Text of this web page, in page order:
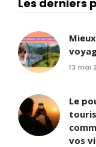
Les derniers
13 mai
Le
vos